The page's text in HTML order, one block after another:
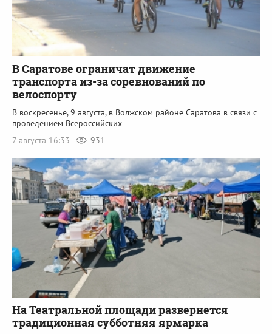
В Саратове ограничат движение
транспорта из-за соревнований по
велоспорту
В воскресенье, 9 августа, в Волжском районе Саратова в связи с
проведением Всероссийских
7 августа 16:33
931
На Театральной площади развернется
традиционная субботняя ярмарка